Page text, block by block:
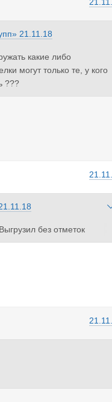
21.11.18
какие либо
могут только те, у кого
???
без отметок